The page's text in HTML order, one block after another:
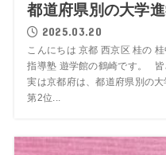
都道府県別の大学
2025.03.20
こんにちは 京都 西京区 桂の
指導塾 遊学館の鶴崎です。 皆
実は京都府は、都道府県別の
第2位...